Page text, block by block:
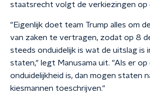
staatsrecht volgt de verkiezingen op
"Eigenlijk doet team Trump alles om
van zaken te vertragen, zodat op 8
steeds onduidelijk is wat de uitslag is
staten," legt Manusama uit. "Als er op
onduidelijkheid is, dan mogen staten
kiesmannen toeschrijven."